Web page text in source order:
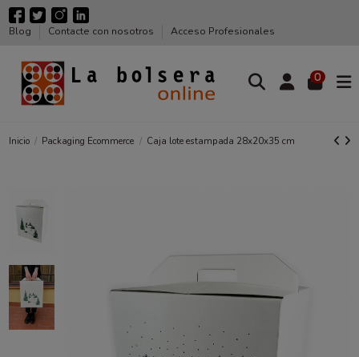
Blog Contacte con nosotros Acceso Profesionales
0
Inicio Packaging Ecommerce Caja lote estampada 28x20x35 cm